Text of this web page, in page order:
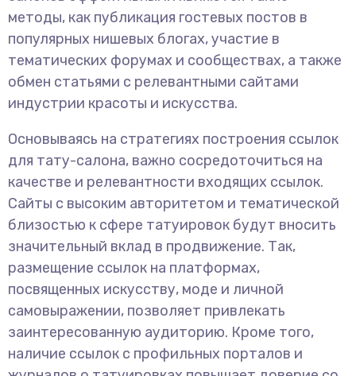
методы, как публикация гостевых постов в
популярных нишевых блогах, участие в
тематических форумах и сообществах, а также
обмен статьями с релевантными сайтами
индустрии красоты и искусства.
Основываясь на стратегиях построения ссылок
для тату-салона, важно сосредоточиться на
качестве и релевантности входящих ссылок.
Сайты с высоким авторитетом и тематической
близостью к сфере татуировок будут вносить
значительный вклад в продвижение. Так,
размещение ссылок на платформах,
посвященных искусству, моде и личной
самовыражении, позволяет привлекать
заинтересованную аудиторию. Кроме того,
наличие ссылок с профильных порталов и